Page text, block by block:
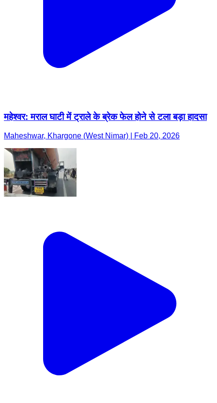
महेश्वर: मराल घाटी में ट्राले के ब्रेक फेल होने से टला बड़ा हादसा
Maheshwar, Khargone (West Nimar) | Feb 20, 2026